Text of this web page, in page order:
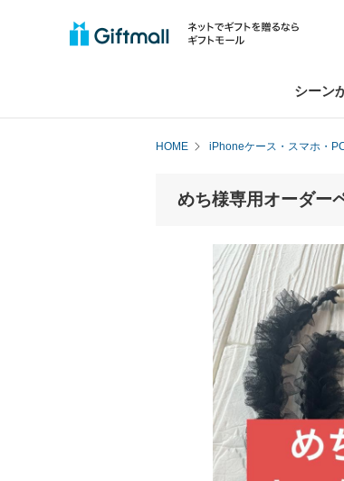
シーン
HOME iPhoneケース・スマホ・
めち様専用オーダー